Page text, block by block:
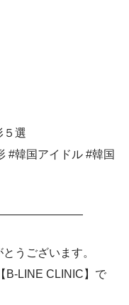
５選
#韓国アイドル #韓国
うございます。
B-LINE CLINIC】で